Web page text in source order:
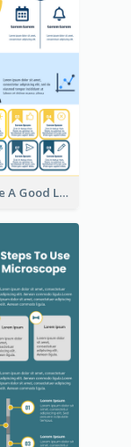
How To Be A Good Leader Infographic